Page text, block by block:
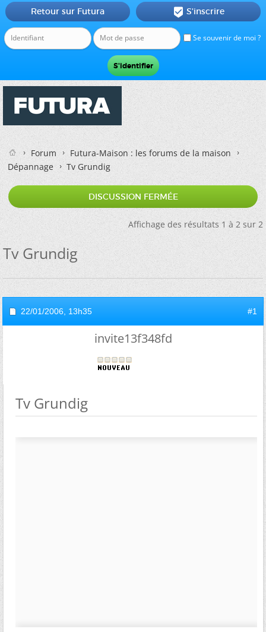
Se souvenir de moi ?
Retour sur Futura  S'inscrire
Forum
Futura-Maison : les forums de la maison
Dépannage
Tv Grundig
DISCUSSION FERMÉE
Affichage des résultats 1 à 2 sur 2
Tv Grundig
22/01/2006, 13h35 #1
invite13f348fd
Tv Grundig